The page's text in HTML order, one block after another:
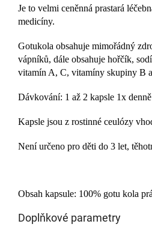
Je to velmi ceněnná prastará
medicíny.
Gotukola obsahuje mimořádný
vápníků, dále obsahuje hořčík,
vitamín A, C, vitamíny skupiny B
Dávkování: 1 až 2 kapsle 1x
Kapsle jsou z rostinné ceulózy
Není určeno pro děti do 3 let,
Obsah kapsule: 100% gotu kola
Doplňkové parametry